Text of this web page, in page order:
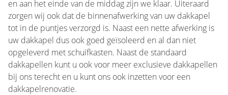
en aan het einde van de middag zijn we klaar. Uiteraard
zorgen wij ook dat de binnenafwerking van uw dakkapel
tot in de puntjes verzorgd is. Naast een nette afwerking is
uw dakkapel dus ook goed geïsoleerd en al dan niet
opgeleverd met schuifkasten. Naast de standaard
dakkapellen kunt u ook voor meer exclusieve dakkapellen
bij ons terecht en u kunt ons ook inzetten voor een
dakkapelrenovatie.